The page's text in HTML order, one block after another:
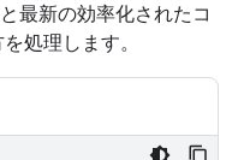
最新の効率化されたコ
処理します。